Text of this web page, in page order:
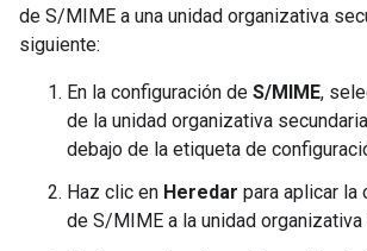
de S/MIME a una unidad organizativa
siguiente:
En la configuración de S/MIME,
de la unidad organizativa
debajo de la etiqueta de
Haz clic en Heredar para aplicar la
de S/MIME a la unidad organizativa